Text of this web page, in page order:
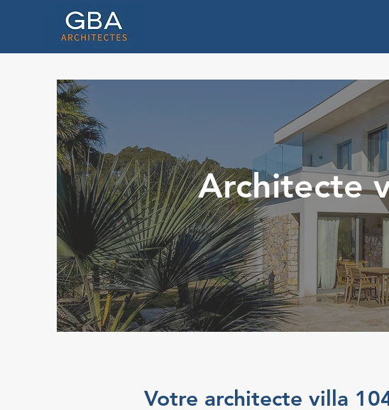
Architecte
Votre architecte villa